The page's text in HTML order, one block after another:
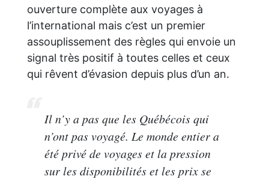
ouverture complète aux voyages à
l’international mais c’est un premier
assouplissement des règles qui envoie un
signal très positif à toutes celles et ceux
qui rêvent d’évasion depuis plus d’un an.
Il n’y a pas que les Québécois qui
n’ont pas voyagé. Le monde entier a
été privé de voyages et la pression
sur les disponibilités et les prix se